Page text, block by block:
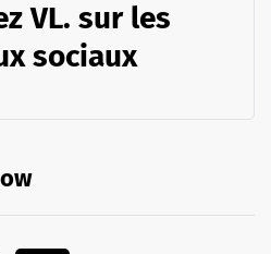
VL. sur les
sociaux